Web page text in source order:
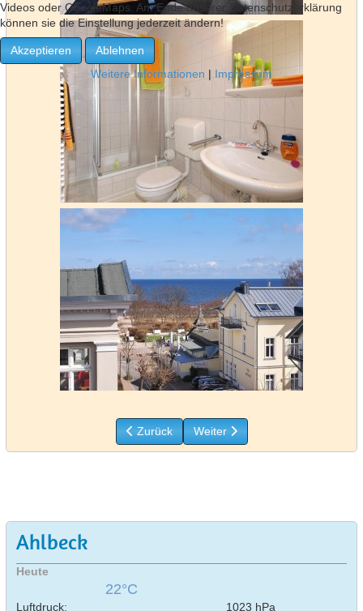
Vorheriger Beitrag: Ferienwohnung 33
Zurück Nächster Beitrag:
Weiter
Ahlbeck
Heute
22°C
Luftdruck:
1023 hPa
Videos oder GoogleMaps. Am Ende unserer Datenschutzerklärung
können sie die Einstellung jederzeit ändern!
Akzeptieren
Ablehnen
Weitere Informationen | Impressum